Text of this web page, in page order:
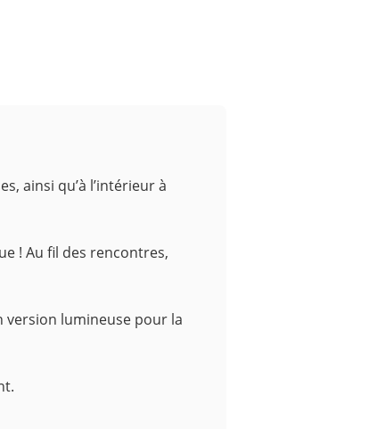
ainsi qu’à l’intérieur à
! Au fil des rencontres,
version lumineuse pour la